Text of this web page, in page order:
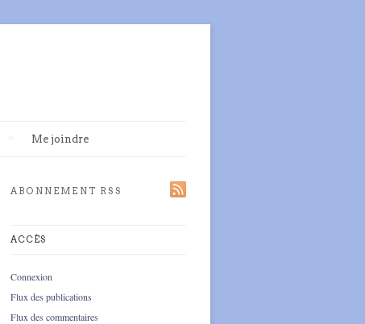
Me joindre
ABONNEMENT RSS
ACCÈS
Connexion
Flux des publications
Flux des commentaires